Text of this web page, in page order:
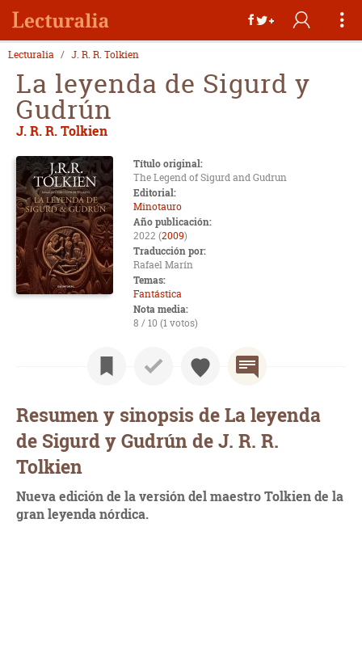
Lecturalia J. R. R. Tolkien
La leyenda de Sigurd y
Gudrún
J. R. R. Tolkien
Título original:
The Legend of Sigurd and Gudrun
Editorial:
Minotauro
Año publicación:
2022 (2009)
Traducción por:
Rafael Marín
Temas:
Fantástica
Nota media:
8 / 10 (1 votos)
Resumen y sinopsis de La leyenda
de Sigurd y Gudrún de J. R. R.
Tolkien
Nueva edición de la versión del maestro Tolkien de la
gran leyenda nórdica.